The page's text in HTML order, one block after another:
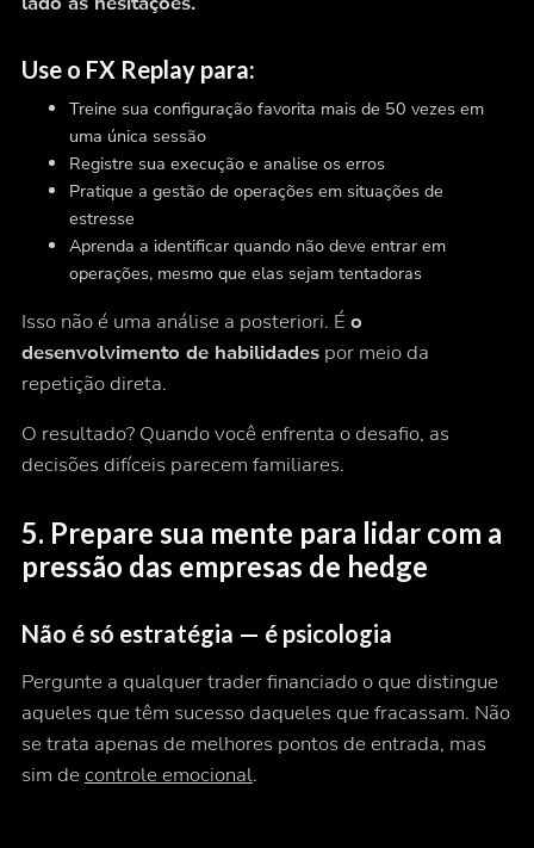
Use o FX Replay para:
Treine sua configuração favorita mais de 50 vezes em
uma única sessão
Registre sua execução e analise os erros
Pratique a gestão de operações em situações de
estresse
Aprenda a identificar quando nãodeve entrar em
operações, mesmo que elas sejam tentadoras
Isso não é uma análise a posteriori. É o
desenvolvimento de habilidadespor meio da
repetição direta.
O resultado? Quando você enfrenta o desafio, as
decisões difíceis parecem familiares.
5. Prepare sua mente para lidar com a
pressão das empresas de hedge
Não é só estratégia — é psicologia
Pergunte a qualquer trader financiado o que distingue
aqueles que têm sucesso daqueles que fracassam. Não
se trata apenas de melhores pontos de entrada, mas
sim de controle emocional.